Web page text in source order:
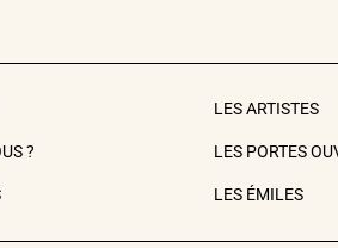
?
LES ARTISTES
LES PORTES
LES ÉMILES